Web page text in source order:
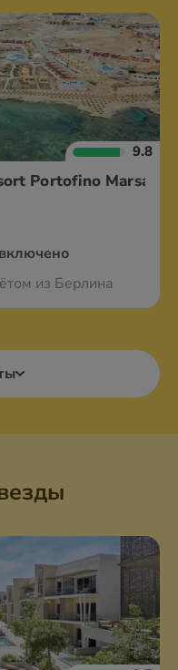
9.8
Portofino Marsa
из Берлина